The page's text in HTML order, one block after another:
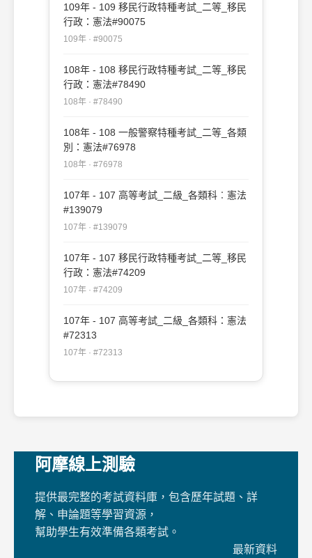
109年 - 109 移民行政特種考試_二等_移民
行政：憲法#90075
109年 · #90075
108年 - 108 移民行政特種考試_二等_移民
行政：憲法#78490
108年 · #78490
108年 - 108 一般警察特種考試_二等_各類
別：憲法#76978
108年 · #76978
107年 - 107 高等考試_二級_各類科︰憲法
#139079
107年 · #139079
107年 - 107 移民行政特種考試_二等_移民
行政：憲法#74209
107年 · #74209
107年 - 107 高等考試_二級_各類科：憲法
#72313
107年 · #72313
阿摩線上測驗
提供最完整的考試資料庫，包含歷年試題、詳
解、申論題等學習資源，
幫助學生有效準備各類考試。
最新資料